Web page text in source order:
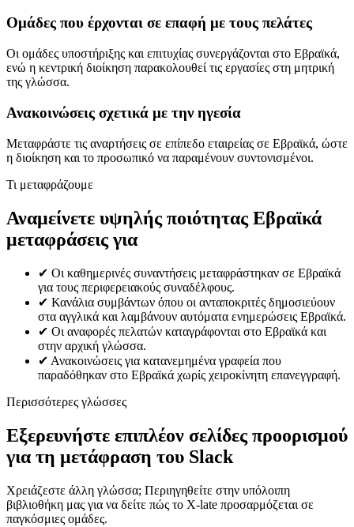
Ομάδες που έρχονται σε επαφή με τους πελάτες
Οι ομάδες υποστήριξης και επιτυχίας συνεργάζονται στο Εβραϊκά,
ενώ η κεντρική διοίκηση παρακολουθεί τις εργασίες στη μητρική
της γλώσσα.
Ανακοινώσεις σχετικά με την ηγεσία
Μεταφράστε τις αναρτήσεις σε επίπεδο εταιρείας σε Εβραϊκά, ώστε
η διοίκηση και το προσωπικό να παραμένουν συντονισμένοι.
Τι μεταφράζουμε
Αναμείνετε υψηλής ποιότητας Εβραϊκά
μεταφράσεις για
✔ Οι καθημερινές συναντήσεις μεταφράστηκαν σε Εβραϊκά
για τους περιφερειακούς συναδέλφους.
✔ Κανάλια συμβάντων όπου οι ανταποκριτές δημοσιεύουν
στα αγγλικά και λαμβάνουν αυτόματα ενημερώσεις Εβραϊκά.
✔ Οι αναφορές πελατών καταγράφονται στο Εβραϊκά και
στην αρχική γλώσσα.
✔ Ανακοινώσεις για κατανεμημένα γραφεία που
παραδόθηκαν στο Εβραϊκά χωρίς χειροκίνητη επανεγγραφή.
Περισσότερες γλώσσες
Εξερευνήστε επιπλέον σελίδες προορισμού
για τη μετάφραση του Slack
Χρειάζεστε άλλη γλώσσα; Περιηγηθείτε στην υπόλοιπη
βιβλιοθήκη μας για να δείτε πώς το X-late προσαρμόζεται σε
παγκόσμιες ομάδες.